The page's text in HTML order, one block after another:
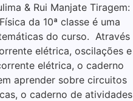
& Rui Manjate Tiragem:
da 10ª classe é uma
do curso. Através
elétrica, oscilações e
elétrica, o caderno
aprender sobre circuitos
o caderno de atividades